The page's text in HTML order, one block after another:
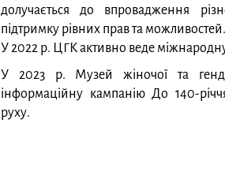
долучається до впровадження
підтримку рівних прав та можливостей.
У 2022 р. ЦГК активно веде міжнародну
У 2023 р. Музей жіночої та
інформаційну кампанію До 140-
руху.